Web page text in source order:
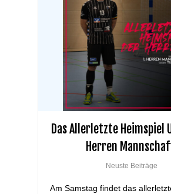
Das Allerletzte Heimspiel
Herren
Neuste Beiträge
Am Samstag findet das